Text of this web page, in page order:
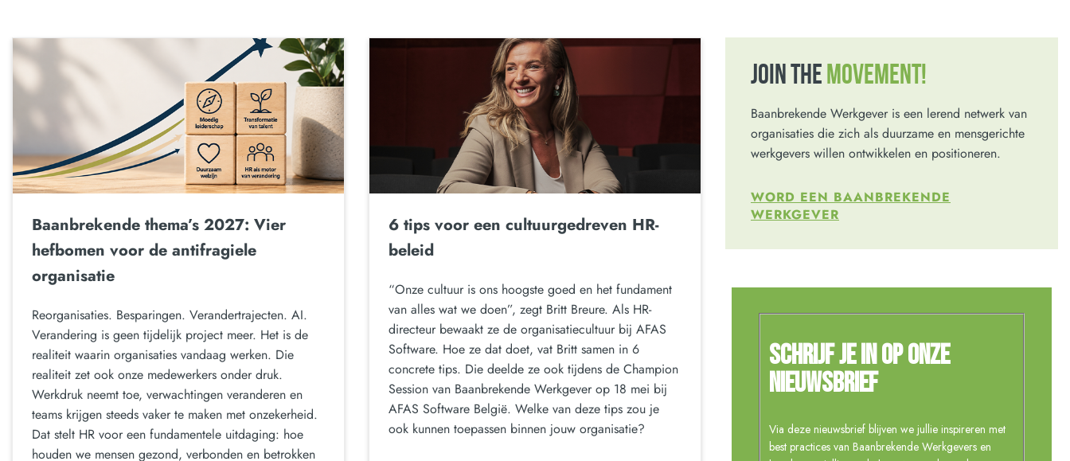
Baanbrekende thema’s 2027: Vier
hefbomen voor de antifragiele
organisatie
Reorganisaties. Besparingen. Verandertrajecten. AI.
Verandering is geen tijdelijk project meer. Het is de
realiteit waarin organisaties vandaag werken. Die
realiteit zet ook onze medewerkers onder druk.
Werkdruk neemt toe, verwachtingen veranderen en
teams krijgen steeds vaker te maken met onzekerheid.
Dat stelt HR voor een fundamentele uitdaging: hoe
houden we mensen gezond, verbonden en betrokken
6 tips voor een cultuurgedreven HR-
beleid
“Onze cultuur is ons hoogste goed en het fundament
van alles wat we doen”, zegt Britt Breure. Als HR-
directeur bewaakt ze de organisatiecultuur bij AFAS
Software. Hoe ze dat doet, vat Britt samen in 6
concrete tips. Die deelde ze ook tijdens de Champion
Session van Baanbrekende Werkgever op 18 mei bij
AFAS Software België. Welke van deze tips zou je
ook kunnen toepassen binnen jouw organisatie?
JOIN THE MOVEMENT!
Baanbrekende Werkgever is een lerend netwerk van
organisaties die zich als duurzame en mensgerichte
werkgevers willen ontwikkelen en positioneren.
WORD EEN BAANBREKENDE
WERKGEVER